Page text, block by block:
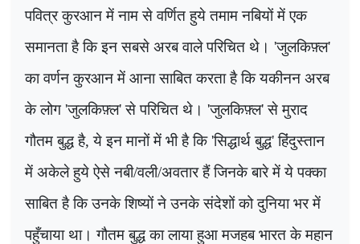
पवित्र कुरआन में नाम से वर्णित हुये तमाम नबियों में एक
समानता है कि इन सबसे अरब वाले परिचित थे। 'जुलकिफ़्ल'
का वर्णन कुरआन में आना साबित करता है कि यकीनन अरब
के लोग 'जुलकिफ़्ल'से परिचित थे। 'जुलकिफ़्ल'से मुराद
गौतम बुद्ध है,ये इन मानों में भी है कि'सिद्धार्थ बुद्ध'हिंदुस्तान
में अकेले हुये ऐसे नबी/वली/अवतार हैं जिनके बारे में ये पक्का
साबित है कि उनके शिष्यों ने उनके संदेशों को दुनिया भर में
पहुँचाया था। गौतम बुद्ध का लाया हुआ मजहब भारत के महान